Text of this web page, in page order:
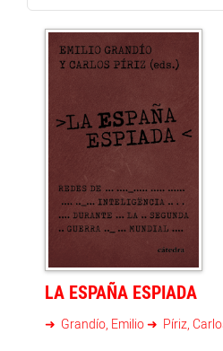
LA ESPAÑA ESPIADA
Grandío, Emilio Píriz,